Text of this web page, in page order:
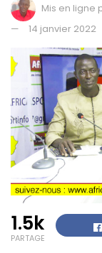
Mis en ligne
14 janvier 2022
1.5k
PARTAGE